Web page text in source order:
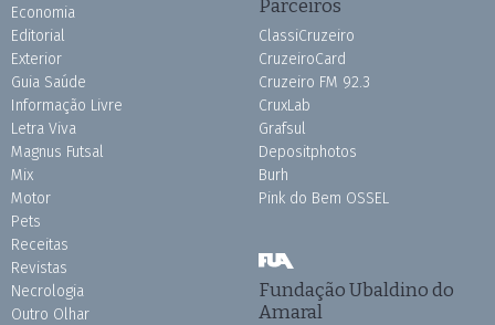
Economia
Editorial
Exterior
Guia Saúde
Informação Livre
Letra Viva
Magnus Futsal
Mix
Motor
Pets
Receitas
Revistas
Necrologia
Outro Olhar
Parceiros
ClassiCruzeiro
CruzeiroCard
Cruzeiro FM 92.3
CruxLab
Grafsul
Depositphotos
Burh
Pink do Bem OSSEL
Fundação Ubaldino do
Amaral